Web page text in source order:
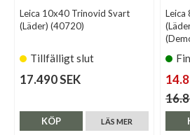
Leica 10x40 Trinovid Svart
(Läder) (40720)
Tillfälligt slut
17.490 SEK
LÄS MER
KÖP
Leica